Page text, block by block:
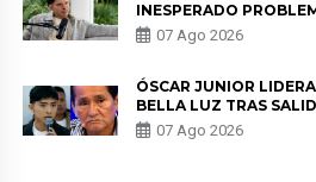
INESPERADO
SALUD ANTES DE
KORINA: “ME
07 Ago 2026
ÓSCAR JUNIOR
BELLA LUZ TRAS
PADRE POR POLÉMICA
NALDY SALDAÑA
07 Ago 2026